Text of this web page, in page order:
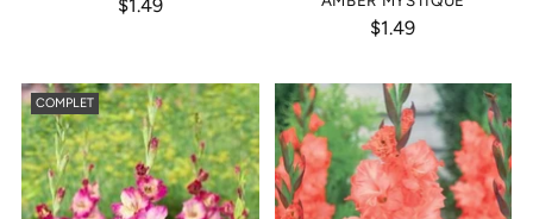
$1.49
$1.49
COMPLET